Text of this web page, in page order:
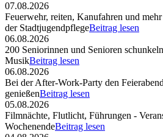
07.08.2026
Feuerwehr, reiten, Kanufahren und
der StadtjugendpflegeBeitrag lesen
06.08.2026
200 Seniorinnen und Senioren
MusikBeitrag lesen
06.08.2026
Bei der After-Work-Party den
genießenBeitrag lesen
05.08.2026
Filmnächte, Flutlicht, Führungen -
WochenendeBeitrag lesen